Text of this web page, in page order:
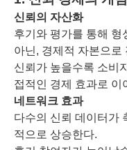
신뢰의 자산화
후기와 평가를 통해
아닌, 경제적 자본으로
신뢰가 높을수록 소비
접적인 경제 효과로 이
네트워크 효과
다수의 신뢰 데이터가
적으로 상승한다.